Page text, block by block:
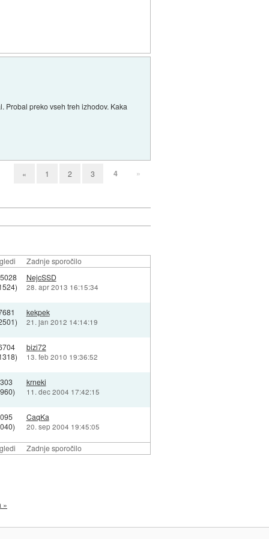
Probal preko vseh treh izhodov. Kaka
« 1 2 3 4 »
Zadnje sporočilo
Zadnje sporočilo
NejcSSD
28. apr 2013 16:15:34
kekpek
21. jan 2012 14:14:19
bizi72
13. feb 2010 19:36:52
krneki
11. dec 2004 17:42:15
CaqKa
20. sep 2004 19:45:05
»